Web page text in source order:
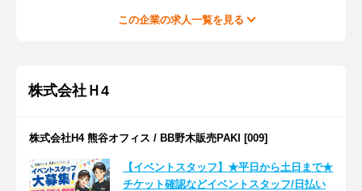
この企業の求人一覧を見る
株式会社Ｈ4
株式会社H4 熊谷オフィス / BB野木販売PAKI [009]
【イベントスタッフ】★平日から土日まで★
チケット確認などイベントスタッフ/日払い